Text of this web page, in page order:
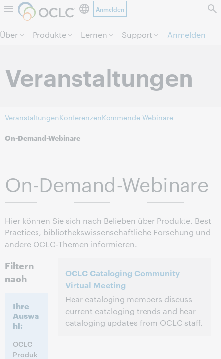
Direkt zum Seiteninhalt.
Anmelden
Über Produkte Lernen Support Anmelden
Veranstaltungen
VeranstaltungenKonferenzenKommende Webinare
On-Demand-Webinare
On-Demand-Webinare
Hier können Sie sich nach Belieben über Produkte, Best
Practices, bibliothekswissenschaftliche Forschung und
andere OCLC-Themen informieren.
Filtern
nach
Ihre
Auswa
hl:
OCLC
Produk
OCLC Cataloging Community
Virtual Meeting
Hear cataloging members discuss
current cataloging trends and hear
cataloging updates from OCLC staff.